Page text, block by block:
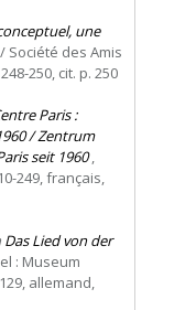
une
Société des Amis
250, cit. p. 250
Paris :
/ Zentrum
seit 1960,
249, français,
Das Lied von der
: Museum
allemand,